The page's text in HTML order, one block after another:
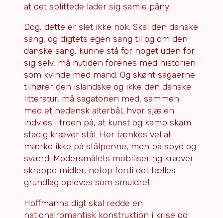
at det splittede lader sig samle påny.
Dog, dette er slet ikke nok. Skal den danske
sang, og digtets egen sang til og om den
danske sang, kunne stå for noget uden for
sig selv, må nutiden forenes med historien
som kvinde med mand. Og skønt sagaerne
tilhører den islandske og ikke den danske
litteratur, må sagatonen med, sammen
med et hedensk alterbål, hvor sjælen
indvies i troen på, at kunst og kamp skam
stadig kræver stål. Her tænkes vel at
mærke ikke på stålpenne, men på spyd og
sværd. Modersmålets mobilisering kræver
skrappe midler, netop fordi det fælles
grundlag opleves som smuldret.
Hoffmanns digt skal redde en
nationalromantisk konstruktion i krise og